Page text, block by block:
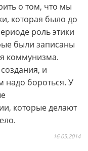
о том, что мы
которая было до
роль этики
были записаны
коммунизма.
и
надо бороться. У
которые делают
16.05.2014